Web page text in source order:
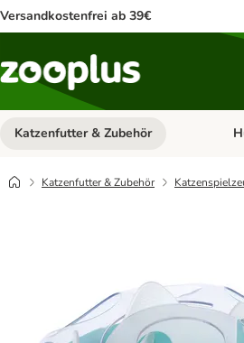
Versandkostenfrei ab 39€
Katzenfutter & Zubehör
Katzenfutter & Zubehör